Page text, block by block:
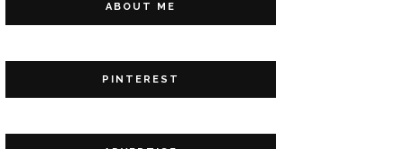
ABOUT ME
PINTEREST